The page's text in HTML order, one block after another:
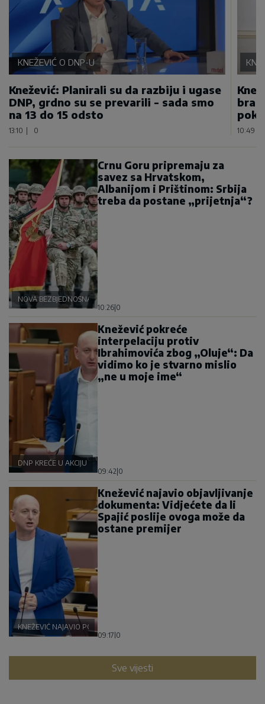
KNEŽEVIĆ O DNP-U
Knežević: Planirali su da razbiju i ugase
DNP, grdno su se prevarili - sada smo
na 13 do 15 odsto
13:10 | 0 10:49
NOVA BEZBJEDNOSNA OSOVINA
Crnu Goru pripremaju za
savez sa Hrvatskom,
Albanijom i Prištinom: Srbija
treba da postane „prijetnja“?
10:26|0
DNP KREĆE U AKCIJU
Knežević pokreće
interpelaciju protiv
Ibrahimovića zbog „Oluje“: Da
vidimo ko je stvarno mislio
„ne u moje ime“
09:42|0
KNEŽEVIĆ NAJAVIO POLITIČKU BURU
Knežević najavio objavljivanje
dokumenta: Vidjećete da li
Spajić poslije ovoga može da
ostane premijer
09:17|0
Sve vijesti